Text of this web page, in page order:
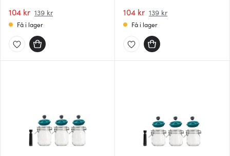
104 kr 139 kr
Få i lager
104 kr 139 kr
Få i lager